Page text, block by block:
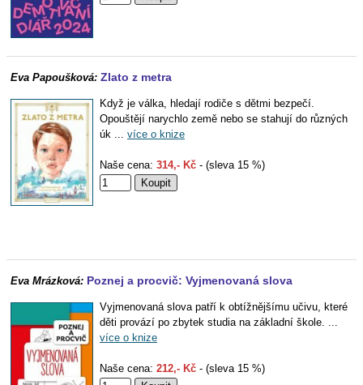
Eva Papoušková: Zlato z metra
Když je válka, hledají rodiče s dětmi bezpečí.
Opouštějí narychlo země nebo se stahují do různých
úk ... více o knize
Naše cena: 314,- Kč - (sleva 15 %)
Eva Mrázková: Poznej a procvič: Vyjmenovaná slova
Vyjmenovaná slova patří k obtížnějšímu učivu, které
děti provází po zbytek studia na základní škole. ...
více o knize
Naše cena: 212,- Kč - (sleva 15 %)